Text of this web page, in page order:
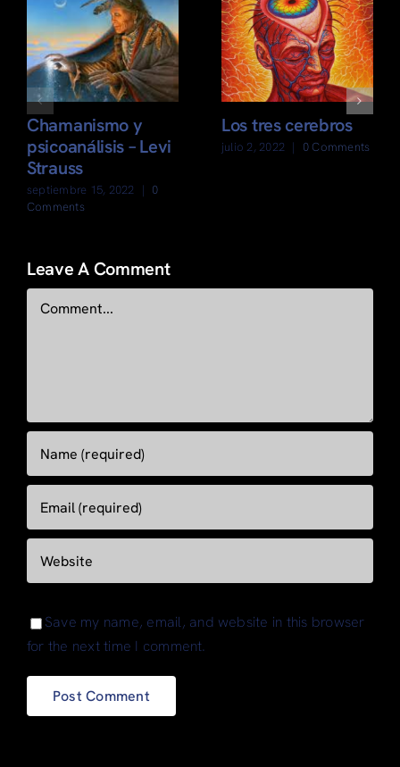
Chamanismo y
psicoanálisis – Levi
Strauss
septiembre 15, 2022 | 0
Comments
Los tres cerebros
julio 2, 2022 | 0 Comments
Leave A Comment
Comment
Save my name, email, and website in this browser
for the next time I comment.